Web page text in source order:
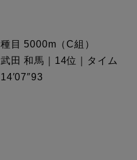
種目 5000m（C組）
武田 和馬｜14位｜タイム
14′07″93